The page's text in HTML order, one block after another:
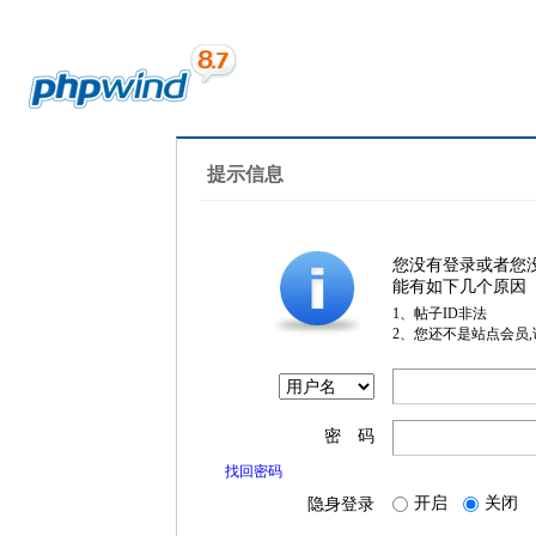
提示信息
您没有登录或者您
能有如下几个原因
1、帖子ID非法
2、您还不是站点会员
密 码
找回密码
隐身登录 开启 关闭